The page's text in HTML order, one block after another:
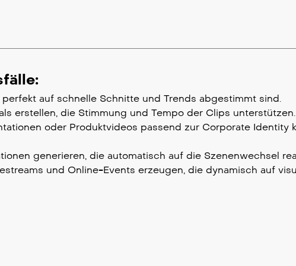
auf schnelle Schnitte und Trends abgestimmt sind.
erstellen, die Stimmung und Tempo der Clips unterstützen.
oder Produktvideos passend zur Corporate Identity
generieren, die automatisch auf die Szenenwechsel
und Online-Events erzeugen, die dynamisch auf